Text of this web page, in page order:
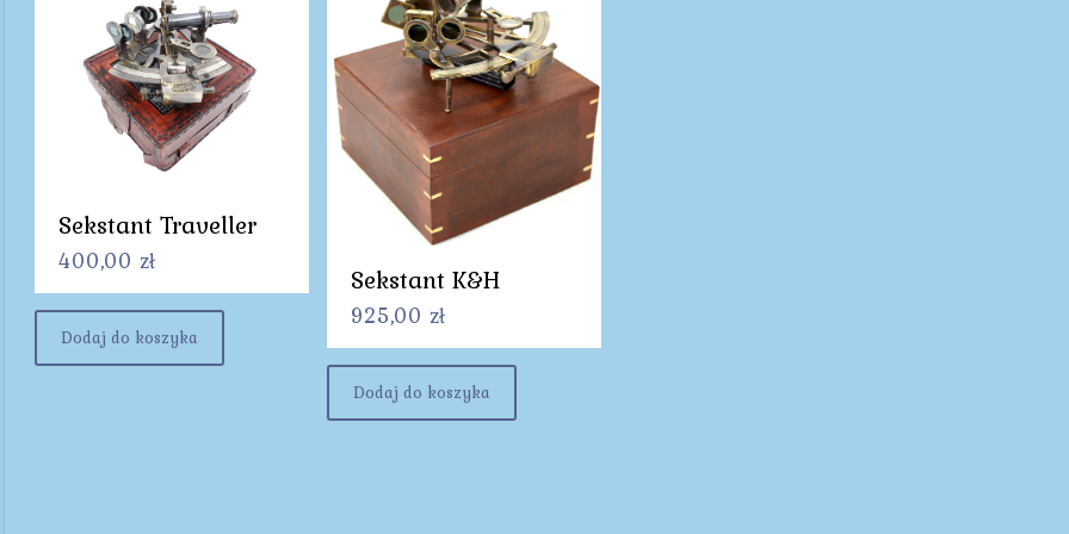
Sekstant Traveller
400,00 zł
Dodaj do koszyka
Sekstant K&H
925,00 zł
Dodaj do koszyka